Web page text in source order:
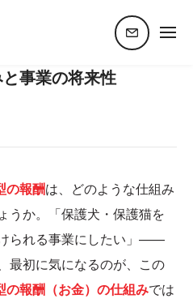
×就労継続支援B型
事業の将来性
の報酬は、どのような仕組み
うか。「保護犬・保護猫を
られる事業にしたい」——
最初に気になるのが、この
の報酬（お金）の仕組みでは